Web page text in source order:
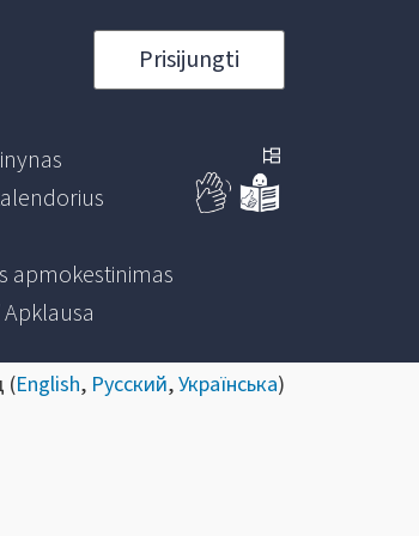
Prisijungti
apmokestinimas
(English, Русский,Українська)